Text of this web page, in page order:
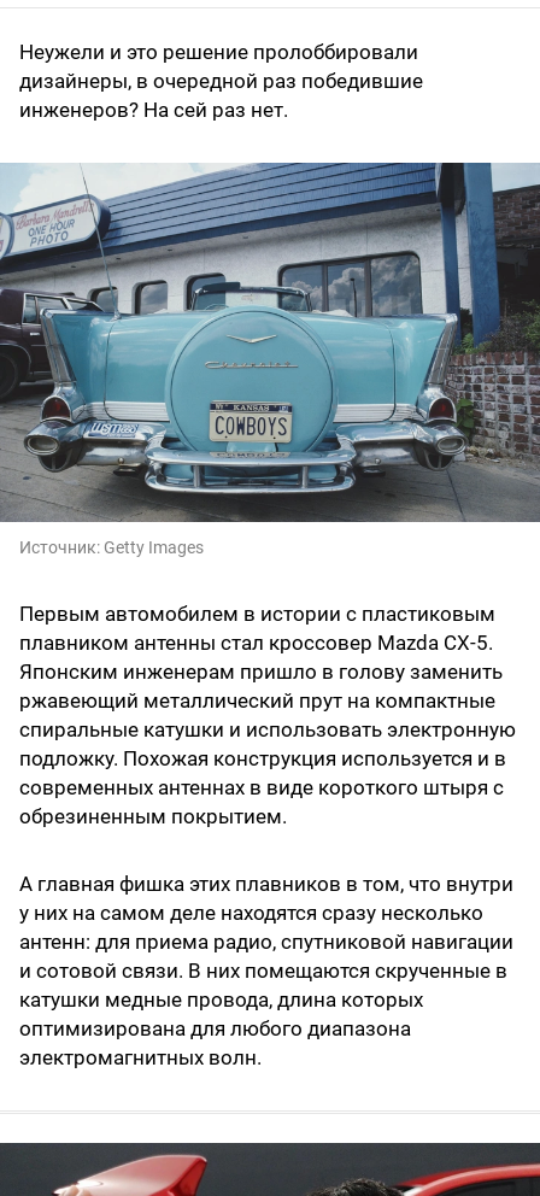
Неужели и это решение пролоббировали
дизайнеры, в очередной раз победившие
инженеров? На сей раз нет.
Источник: Getty Images
Первым автомобилем в истории с пластиковым
плавником антенны стал кроссовер Mazda CX-5.
Японским инженерам пришло в голову заменить
ржавеющий металлический прут на компактные
спиральные катушки и использовать электронную
подложку. Похожая конструкция используется и в
современных антеннах в виде короткого штыря с
обрезиненным покрытием.
А главная фишка этих плавников в том, что внутри
у них на самом деле находятся сразу несколько
антенн: для приема радио, спутниковой навигации
и сотовой связи. В них помещаются скрученные в
катушки медные провода, длина которых
оптимизирована для любого диапазона
электромагнитных волн.